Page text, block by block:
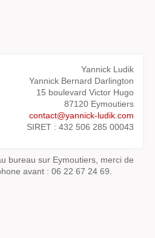
Yannick Ludik
Yannick Bernard Darlington
15 boulevard Victor Hugo
87120 Eymoutiers
contact@yannick-ludik.com
SIRET : 432 506 285 00043
bureau sur Eymoutiers, merci de
avant : 06 22 67 24 69.